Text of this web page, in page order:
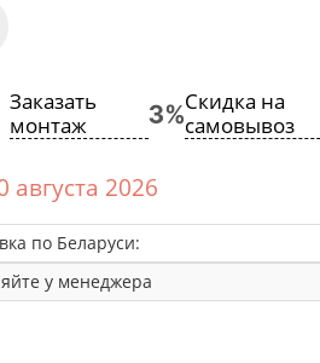
Заказать
монтаж
Скидка на
самовывоз
августа 2026
по Беларуси:
у менеджера